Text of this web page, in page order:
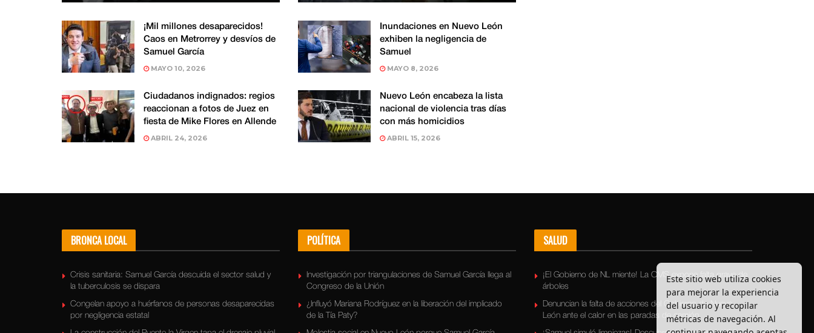
¡Mil millones desaparecidos!
Caos en Metrorrey y desvíos de
Samuel García
MAYO 10, 2026
Inundaciones en Nuevo León
exhiben la negligencia de
Samuel
MAYO 8, 2026
Ciudadanos indignados: regios
reaccionan a fotos de Juez en
fiesta de Mike Flores en Allende
ABRIL 24, 2026
Nuevo León encabeza la lista
nacional de violencia tras días
con más homicidios
ABRIL 15, 2026
BRONCA LOCAL
Crisis sanitaria: Samuel García descuida el sector salud y
la tuberculosis se dispara
Congelan apoyo a huérfanos de personas desaparecidas
por negligencia estatal
POLÍTICA
Investigación por triangulaciones de Samuel García llega al
Congreso de la Unión
¿Influyó Mariana Rodríguez en la liberación del implicado
de la Tía Paty?
SALUD
¡El Gobierno de NL miente! La OMS expone falta grave de
árboles
Denuncian la falta de acciones del Gobierno de Nuevo
León ante el calor en las paradas de camión
Este sitio web utiliza cookies
para mejorar la experiencia
del usuario y recopilar
métricas de navegación. Al